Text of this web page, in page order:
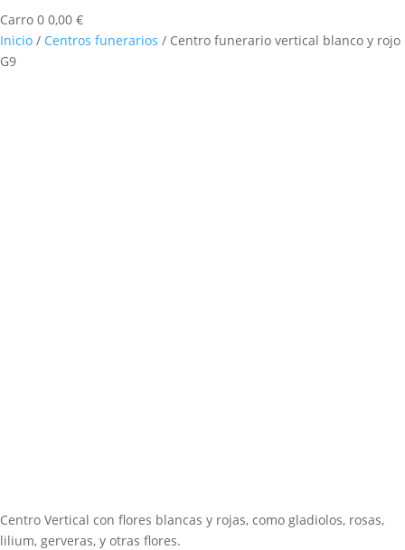
Carro 0 0,00 €
Inicio / Centros funerarios / Centro funerario vertical blanco y rojo
G9
Centro Vertical con flores blancas y rojas, como gladiolos, rosas,
lilium, gerveras, y otras flores.